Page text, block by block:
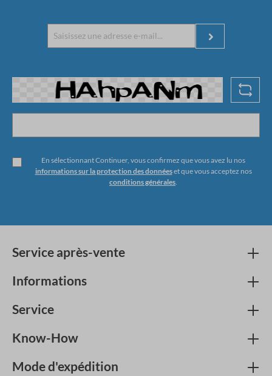
En sélectionnant Continuer, vous confirmez que vous avez lu nos
informations sur la protection des donnéeset que vous acceptez nos
conditions générales.
Service après-vente
Informations
Service
Know-How
Mode d'expédition